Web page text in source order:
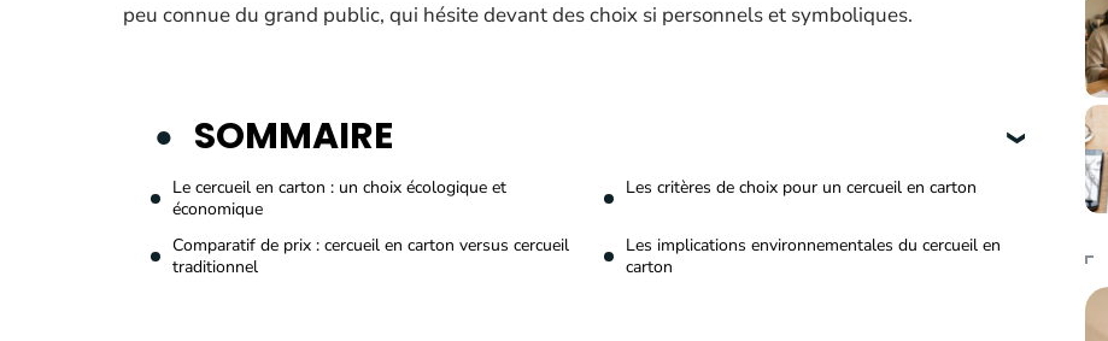
peu connue du grand public, qui hésite devant des choix si personnels et symboliques.
SOMMAIRE
Le cercueil en carton : un choix écologique et
économique
Les critères de choix pour un cercueil en carton
Comparatif de prix : cercueil en carton versus cercueil
traditionnel
Les implications environnementales du cercueil en
carton